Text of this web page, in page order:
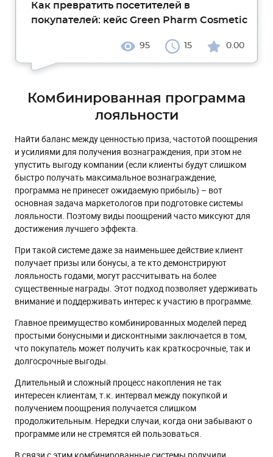
Как превратить посетителей в
покупателей: кейс Green Pharm Cosmetic
95 15 0.00
Комбинированная программа
лояльности
Найти баланс между ценностью приза, частотой поощрения
и усилиями для получения вознаграждения, при этом не
упустить выгоду компании (если клиенты будут слишком
быстро получать максимальное вознаграждение,
программа не принесет ожидаемую прибыль) – вот
основная задача маркетологов при подготовке системы
лояльности. Поэтому виды поощрений часто миксуют для
достижения лучшего эффекта.
При такой системе даже за наименьшее действие клиент
получает призы или бонусы, а те кто демонстрируют
лояльность годами, могут рассчитывать на более
существенные награды. Этот подход позволяет удерживать
внимание и поддерживать интерес к участию в программе.
Главное преимущество комбинированных моделей перед
простыми бонусными и дисконтными заключается в том,
что покупатель может получить как краткосрочные, так и
долгосрочные выгоды.
Длительный и сложный процесс накопления не так
интересен клиентам, т.к. интервал между покупкой и
получением поощрения получается слишком
продолжительным. Нередки случаи, когда они забывают о
программе или не стремятся ей пользоваться.